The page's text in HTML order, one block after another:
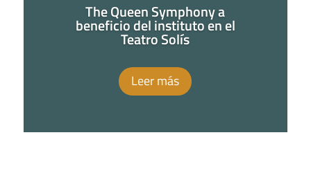
The Queen Symphony a
beneficio del instituto en el
Teatro Solís
Leer más